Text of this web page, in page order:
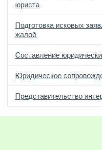
юриста
Подготовка исковых
жалоб
Составление
Юридическое
Представительство